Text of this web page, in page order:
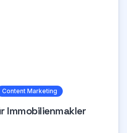
Content Marketing
Immobilienmakler